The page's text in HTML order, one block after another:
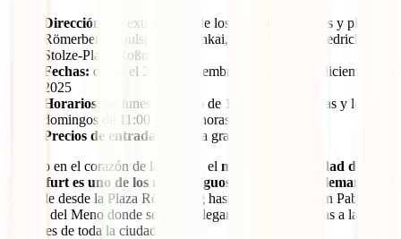
Dirección:
Se extiende desde los siguientes lugares y plazas:
Römerberg, Paulsplatz, Mainkai, Hauptwache, Friedrich-
Stolze-Platz, Roßmarkt
Fechas: desde el 24 de noviembre hasta el 22 de diciembre de
2025
Horarios:
de lunes a sábado de 10:00 a 21:00 horas y los
domingos de 11:00 a 21:00 horas
Precios de entrada:
Entrada gratuita
Situado en el corazón de la ciudad, el mercado de navidad de
Frankfurt es uno de los más antiguos y grandes de Alemania
extiende desde la Plaza Römerberg hasta la Iglesia de San Pablo y el
Muelle del Meno donde se puede llegar fácilmente gracias a la red
de trenes de toda la ciudad.